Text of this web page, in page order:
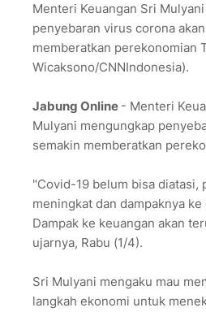
Menteri Keuangan Sri
penyebaran virus corona
memberatkan perekonomian
Wicaksono/CNNIndonesia).
Jabung Online - Menteri
Mulyani mengungkap
semakin memberatkan
"Covid-19 belum bisa diatasi,
meningkat dan dampaknya
Dampak ke keuangan akan
ujarnya, Rabu (1/4).
Sri Mulyani mengaku mau
langkah ekonomi untuk